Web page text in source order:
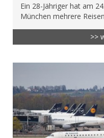
Ein 28-Jähriger hat am
München mehrere
>>